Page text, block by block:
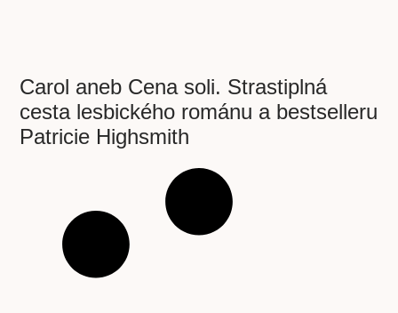
Carol aneb Cena soli. Strastiplná
cesta lesbického románu a bestselleru
Patricie Highsmith